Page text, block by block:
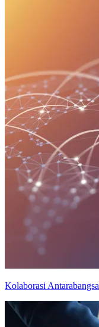
Kolaborasi Antarabangsa